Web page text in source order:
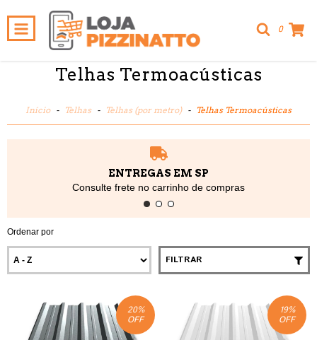
0
Telhas Termoacústicas
Início - Telhas - Telhas (por metro) - Telhas Termoacústicas
ENTREGAS EM SP
Consulte frete no carrinho de compras
Ordenar por
FILTRAR
20%
OFF
19%
OFF